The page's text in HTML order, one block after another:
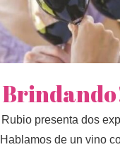
presenta dos
de un vino